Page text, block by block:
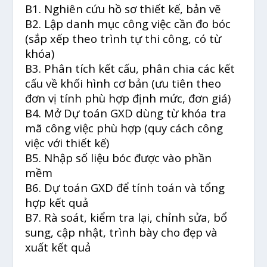
B1. Nghiên cứu hồ sơ thiết kế, bản vẽ
B2. Lập danh mục công việc cần đo bóc
(sắp xếp theo trình tự thi công, có từ
khóa)
B3. Phân tích kết cấu, phân chia các kết
cấu về khối hình cơ bản (ưu tiên theo
đơn vị tính phù hợp định mức, đơn giá)
B4. Mở Dự toán GXD dùng từ khóa tra
mã công việc phù hợp (quy cách công
việc với thiết kế)
B5. Nhập số liệu bóc được vào phần
mềm
B6. Dự toán GXD để tính toán và tổng
hợp kết quả
B7. Rà soát, kiểm tra lại, chỉnh sửa, bổ
sung, cập nhật, trình bày cho đẹp và
xuất kết quả